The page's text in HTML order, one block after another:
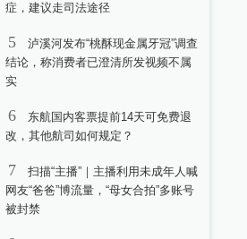
症，建议走司法途径
5
泸溪河发布“桃酥现金属牙冠”调查
结论，称消费者已澄清所发视频不属
实
6
东航国内客票提前14天可免费退
改，其他航司如何规定？
7
扫描“主播”｜主播利用未成年人喊
网友“爸爸”博流量，“母女合拍”多账号
被封禁